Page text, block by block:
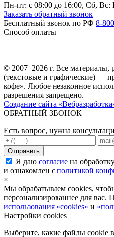
Пн-пт: c 08:00 до 16:00, Сб, Вс:
Заказать обратный звонок
Бесплатный звонок по РФ 8-
Способ оплаты
© 2007–2026 г. Все материалы,
(текстовые и графические) —
кофе». Любое незаконное
разрешения запрещено.
Создание сайта
ОБРАТНЫЙ ЗВОНОК
Есть вопрос, нужна
Я даю согласие на
и ознакомлен с политикой
×
Мы обрабатываем cookies,
персонализированнее для вас.
использования «cookies» и
Настройки cookies
Выберите, какие файлы cookie